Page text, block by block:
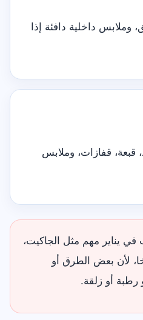
وملابس داخلية دافئة إذا
قبعة، قفازات، وملابس
في يناير مهم مثل الجاكيت،
لأن بعض الطرق أو
رطبة أو زلقة.